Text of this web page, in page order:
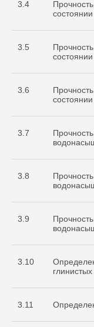
3.4
состоянии
3.5
состоянии
3.6
состоянии
3.7
3.8
3.9
3.10
3.11